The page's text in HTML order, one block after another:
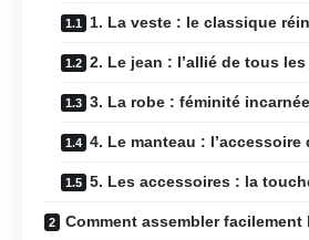
1. La veste : le classique
2. Le jean : l’allié de tous
3. La robe : féminité incarnée
4. Le manteau :
5. Les accessoires : la
Comment assembler facilement